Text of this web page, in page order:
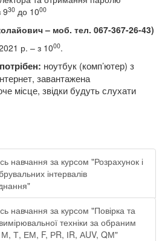
930 до 1000
– моб. тел. 067-367-26-43)
р. – з 1000.
потрібен: ноутбук (комп’ютер) з
завантажена
місце, звідки будуть слухати
навчання за курсом "Розрахунок і
інтервалів
навчання за курсом "Повірка та
техніки за обраним
М, Т, ЕМ, F, РR, ІR, АUV, QМ"